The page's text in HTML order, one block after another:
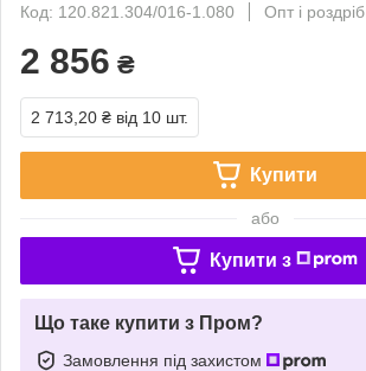
Код: 120.821.304/016-1.080
Опт і роздріб
2 856 ₴
2 713,20 ₴ від 10 шт.
Купити
або
Купити з
Що таке купити з Пром?
Замовлення під захистом